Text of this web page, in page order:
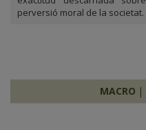
perversió moral de la societat.
MACRO |